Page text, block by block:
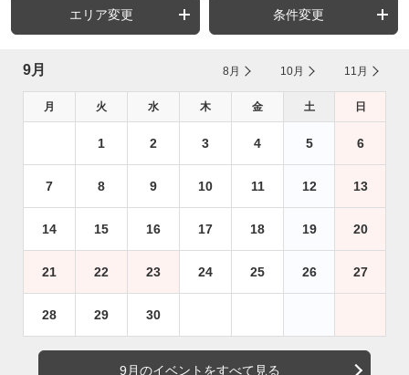
エリア変更 条件変更
9月 8月 10月 11月
月 火 水 木 金 土 日
1 2 3 4 5 6
7 8 9 10 11 12 13
14 15 16 17 18 19 20
21 22 23 24 25 26 27
28 29 30
9月のイベントをすべて見る